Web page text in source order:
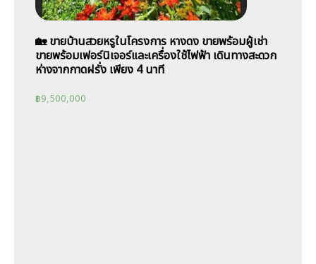
🏡 ขายบ้านสวยหรูในโครงการ หางดง ขายพร้อมผู้เช่า
ขายพร้อมเฟอร์นิเจอร์และเครื่องใช้ไฟฟ้า เดินทางสะดวก
ห่างจากกาดฝรั่ง เพียง 4 นาที
฿9,500,000